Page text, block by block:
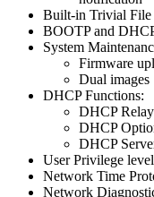
Built-in Trivial File
BOOTP and
System
Firmware
Dual images
DHCP Functions:
DHCP Relay
DHCP
DHCP
User Privilege
Network Time
Network